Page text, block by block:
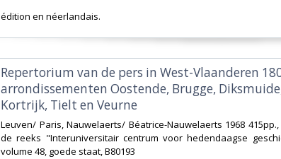
‎édition en néerlandais.‎
‎Repertorium van de pers in West-Vlaanderen
arrondissementen Oostende, Brugge,
Kortrijk, Tielt en Veurne‎
‎Leuven/ Paris, Nauwelaerts/ Béatrice-Nauwelaerts 1968 415pp.,
de reeks "Interuniversitair centrum voor hedendaagse
volume 48, goede staat, B80193‎